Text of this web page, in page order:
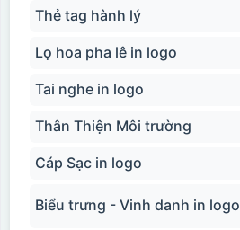
Thẻ tag hành lý
Lọ hoa pha lê in logo
Tai nghe in logo
Thân Thiện Môi trường
Cáp Sạc in logo
Biểu trưng - Vinh danh in logo